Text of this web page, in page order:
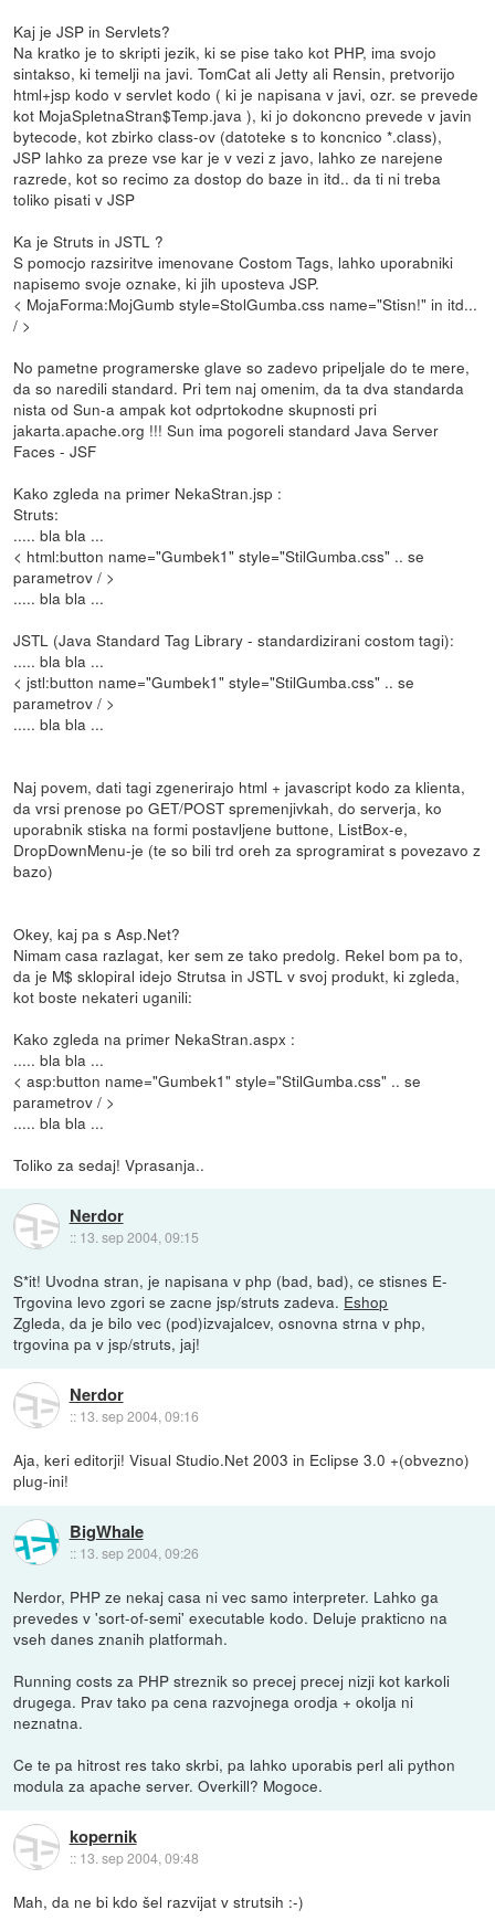
Kaj je JSP in Servlets?
Na kratko je to skripti jezik, ki se pise tako kot PHP, ima svojo
sintakso, ki temelji na javi. TomCat ali Jetty ali Rensin, pretvorijo
html+jsp kodo v servlet kodo ( ki je napisana v javi, ozr. se prevede
kot MojaSpletnaStran$Temp.java ), ki jo dokoncno prevede v javin
bytecode, kot zbirko class-ov (datoteke s to koncnico *.class),
JSP lahko za preze vse kar je v vezi z javo, lahko ze narejene
razrede, kot so recimo za dostop do baze in itd.. da ti ni treba
toliko pisati v JSP
Ka je Struts in JSTL ?
S pomocjo razsiritve imenovane Costom Tags, lahko uporabniki
napisemo svoje oznake, ki jih uposteva JSP.
< MojaForma:MojGumb style=StolGumba.css name="Stisn!" in itd...
/ >
No pametne programerske glave so zadevo pripeljale do te mere,
da so naredili standard. Pri tem naj omenim, da ta dva standarda
nista od Sun-a ampak kot odprtokodne skupnosti pri
jakarta.apache.org !!! Sun ima pogoreli standard Java Server
Faces - JSF
Kako zgleda na primer NekaStran.jsp :
Struts:
..... bla bla ...
< html:button name="Gumbek1" style="StilGumba.css" .. se
parametrov / >
..... bla bla ...
JSTL (Java Standard Tag Library - standardizirani costom tagi):
..... bla bla ...
< jstl:button name="Gumbek1" style="StilGumba.css" .. se
parametrov / >
..... bla bla ...
Naj povem, dati tagi zgenerirajo html + javascript kodo za klienta,
da vrsi prenose po GET/POST spremenjivkah, do serverja, ko
uporabnik stiska na formi postavljene buttone, ListBox-e,
DropDownMenu-je (te so bili trd oreh za sprogramirat s povezavo z
bazo)
Okey, kaj pa s Asp.Net?
Nimam casa razlagat, ker sem ze tako predolg. Rekel bom pa to,
da je M$ sklopiral idejo Strutsa in JSTL v svoj produkt, ki zgleda,
kot boste nekateri uganili:
Kako zgleda na primer NekaStran.aspx :
..... bla bla ...
< asp:button name="Gumbek1" style="StilGumba.css" .. se
parametrov / >
..... bla bla ...
Toliko za sedaj! Vprasanja..
Nerdor
:: 13. sep 2004, 09:15
S*it! Uvodna stran, je napisana v php (bad, bad), ce stisnes E-
Trgovina levo zgori se zacne jsp/struts zadeva. Eshop
Zgleda, da je bilo vec (pod)izvajalcev, osnovna strna v php,
trgovina pa v jsp/struts, jaj!
Nerdor
:: 13. sep 2004, 09:16
Aja, keri editorji! Visual Studio.Net 2003 in Eclipse 3.0 +(obvezno)
plug-ini!
BigWhale
:: 13. sep 2004, 09:26
Nerdor, PHP ze nekaj casa ni vec samo interpreter. Lahko ga
prevedes v 'sort-of-semi' executable kodo. Deluje prakticno na
vseh danes znanih platformah.
Running costs za PHP streznik so precej precej nizji kot karkoli
drugega. Prav tako pa cena razvojnega orodja + okolja ni
neznatna.
Ce te pa hitrost res tako skrbi, pa lahko uporabis perl ali python
modula za apache server. Overkill? Mogoce.
kopernik
:: 13. sep 2004, 09:48
Mah, da ne bi kdo šel razvijat v strutsih :-)